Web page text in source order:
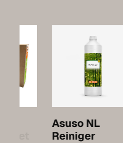
Asuso NL
Reiniger